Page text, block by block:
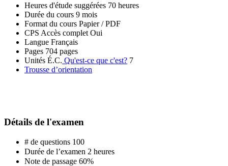
Heures d'étude suggérées 70 heures
Durée du cours 9 mois
Format du cours Papier / PDF
CPS Accès complet Oui
Langue Français
Pages 704 pages
Unités É.C. Qu'est-ce que c'est? 7
Trousse d’orientation
Détails de l'examen
# de questions 100
Durée de l’examen 2 heures
Note de passage 60%